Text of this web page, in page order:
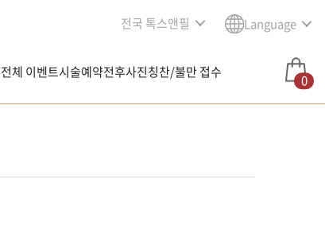
전국 톡스앤필 Language
전체 이벤트시술예약전후사진칭찬/불만 접수 0